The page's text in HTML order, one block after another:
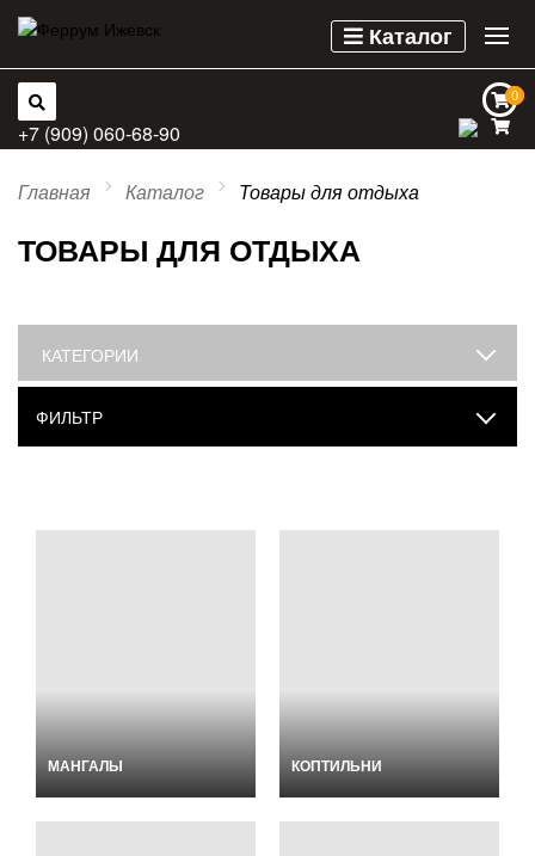
Каталог
0
0
+7 (909) 060-68-90
Главная Каталог Товары для отдыха
ТОВАРЫ ДЛЯ ОТДЫХА
КАТЕГОРИИ
ФИЛЬТР
МАНГАЛЫ КОПТИЛЬНИ